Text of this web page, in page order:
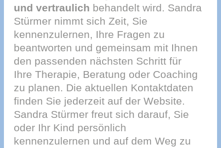
und vertraulich behandelt wird. Sandra
Stürmer nimmt sich Zeit, Sie
kennenzulernen, Ihre Fragen zu
beantworten und gemeinsam mit Ihnen
den passenden nächsten Schritt für
Ihre Therapie, Beratung oder Coaching
zu planen. Die aktuellen Kontaktdaten
finden Sie jederzeit auf der Website.
Sandra Stürmer freut sich darauf, Sie
oder Ihr Kind persönlich
kennenzulernen und auf dem Weg zu